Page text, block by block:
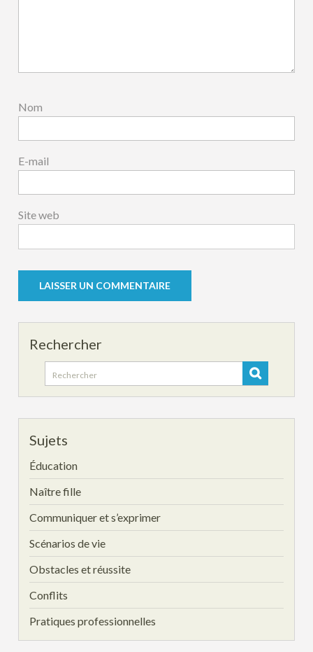
Nom
E-mail
Site web
Rechercher
Search
for:
Sujets
Éducation
Naître fille
Communiquer et s’exprimer
Scénarios de vie
Obstacles et réussite
Conflits
Pratiques professionnelles